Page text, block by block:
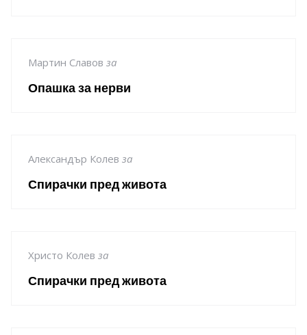
Мартин Славов за
Опашка за нерви
Александър Колев за
Спирачки пред живота
Христо Колев за
Спирачки пред живота